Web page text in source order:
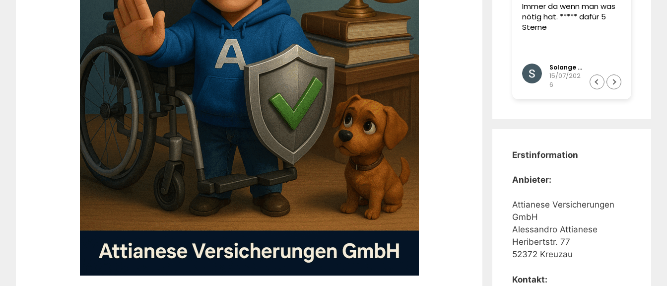
Super Service immer
korrekt und kompetent in
allen Fragen rund um die
Versicherungen . Fühle
mich sehr gut beraten und
aufgehoben bei dieser
Agentur.!
Weiterlesen
Maria
30/07/202
6
unserem
Versicherungsmakler Herrn
Attianese und werden gut
beraten und betreut,
telefonisch,imail-,postalisc
h und auf Wunsch auch
zuhause.
Wir sind außerordentlich
Weiterlesen
Immer da wenn man was
nötig hat. ***** dafür 5
Sterne
Solange Winands
15/07/202
6
Erstinformation
Anbieter:
Attianese Versicherungen
GmbH
Alessandro Attianese
Heribertstr. 77
52372 Kreuzau
Kontakt: